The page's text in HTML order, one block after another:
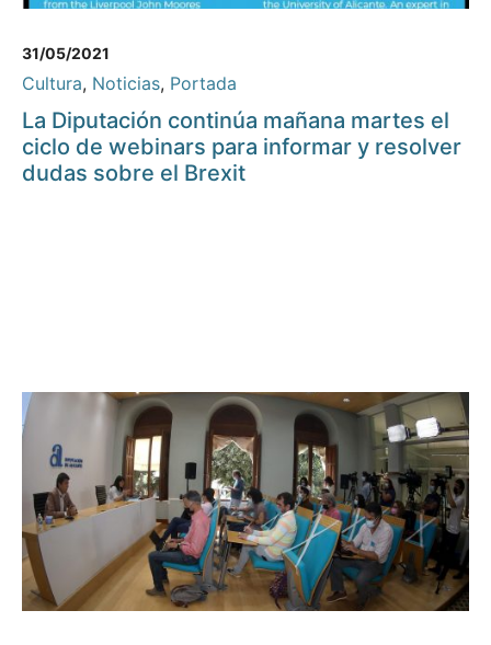
31/05/2021
Cultura, Noticias, Portada
La Diputación continúa mañana martes el
ciclo de webinars para informar y resolver
dudas sobre el Brexit